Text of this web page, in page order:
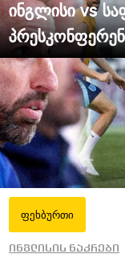
ინგლისი vs
ფეხბურთი
ინგლისის ნაკრები